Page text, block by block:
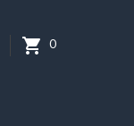
shopping_cart 0